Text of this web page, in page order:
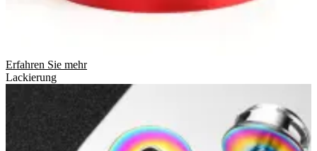
Erfahren Sie mehr
Lackierung